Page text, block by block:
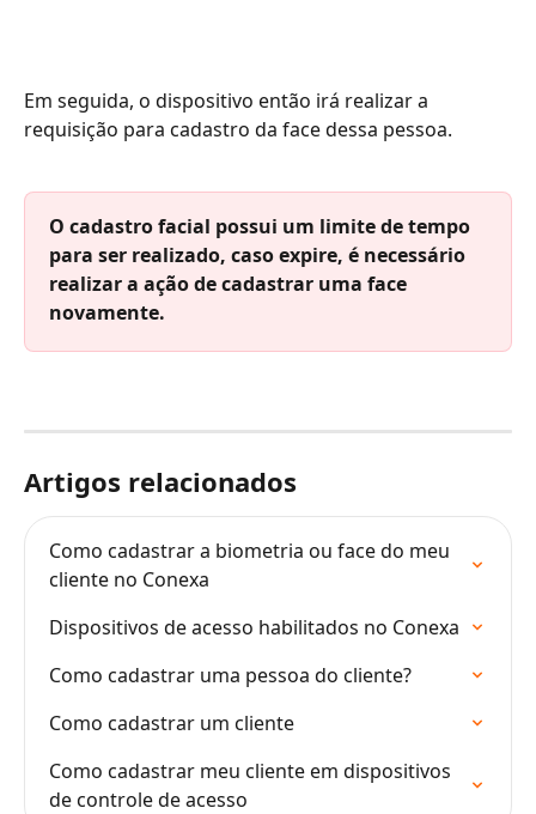
Em seguida, o dispositivo então irá realizar a
requisição para cadastro da face dessa pessoa.
O cadastro facial possui um limite de tempo
para ser realizado, caso expire, é necessário
realizar a ação de cadastrar uma face
novamente.
Artigos relacionados
Como cadastrar a biometria ou face do meu
cliente no Conexa
Dispositivos de acesso habilitados no Conexa
Como cadastrar uma pessoa do cliente?
Como cadastrar um cliente
Como cadastrar meu cliente em dispositivos
de controle de acesso